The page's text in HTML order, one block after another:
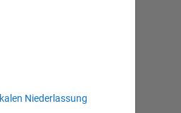
04/22
Niederlassung